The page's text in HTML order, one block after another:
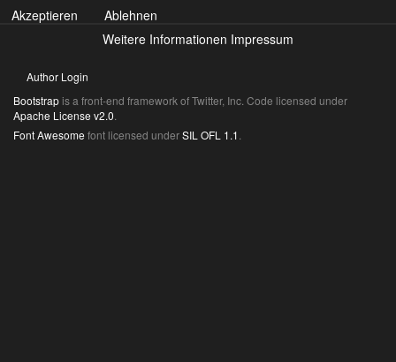
Author Login
Bootstrapis a front-end framework of Twitter, Inc. Code licensed under
Apache License v2.0
Font Awesome font licensed underSIL OFL 1.1
Akzeptieren
Ablehnen
Weitere Informationen Impressum